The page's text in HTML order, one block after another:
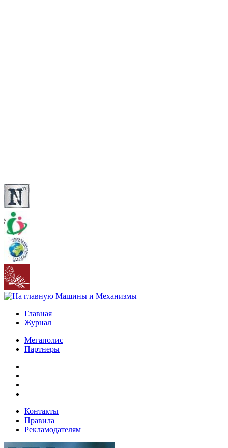
Главная
Журнал
Мегаполис
Партнеры
Контакты
Правила
Рекламодателям